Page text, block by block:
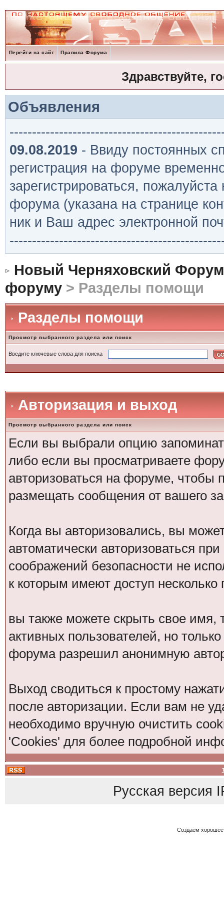
Перейти на сайт Правила Форума
Здравствуйте,
Объявления
09.08.2019 - Ввиду постоянных
регистрация на форуме
зарегистрироваться,
форума (указана на странице
ник и Ваш адрес электронной
Новый Черняховский Форум
форуму> Разделы помощи
Разделы помощи
Просмотр выбранного раздела или поиск
Введите ключевые слова для поиска
Авторизация и выход
Просмотр выбранного раздела или поиск
Если вы выбрали опцию
либо если вы просматриваете
авторизоваться на форуме,
размещать сообщения от вашего
Когда вы авторизовались, вы
автоматически авторизоваться
соображений безопасности не
к которым имеют доступ несколько
вы также можете скрыть свое имя,
активных пользователей, но
форума разрешил анонимную
Выход сводиться к простому
после авторизации. Если вам не
необходимо вручную очистить
'Cookies' для более подробной
Русская версия
Создаем